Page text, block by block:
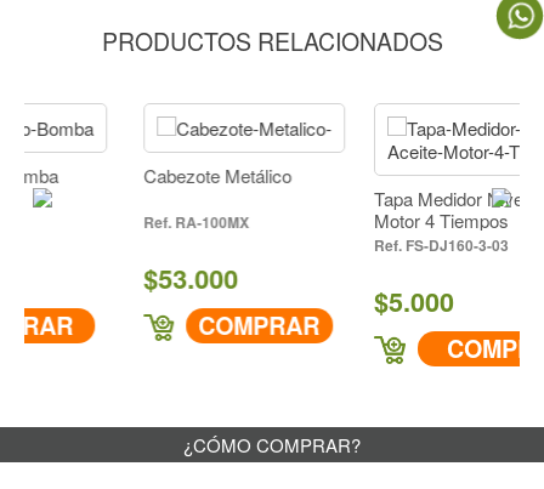
IR A COMPRAR
PRODUCTOS RELACIONADOS
Cabezote Metálico
RA-100MX
$53.000
COMPRAR
Tapa Medidor Nivel De
Motor 4 Tiempos
FS-DJ160-3-03
$5.000
COMPRAR
¿CÓMO COMPRAR?